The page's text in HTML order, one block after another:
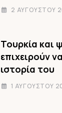
2 ΑΥΓΟΎΣΤΟΥ
Τουρκία και
επιχειρούν
ιστορία του
1 ΑΥΓΟΎΣΤΟΥ